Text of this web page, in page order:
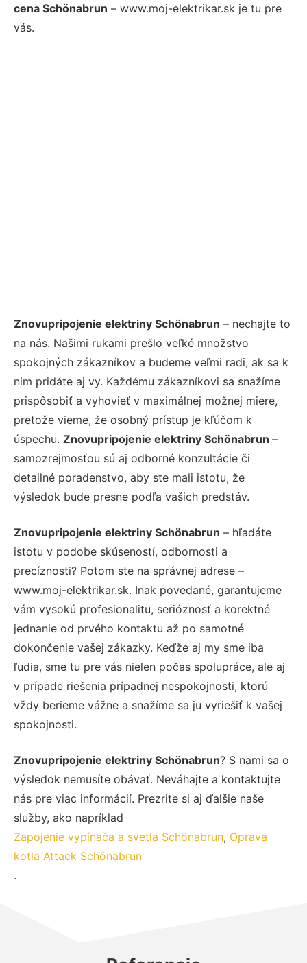
cena Schönabrun – www.moj-elektrikar.sk je tu pre
vás.
Znovupripojenie elektriny Schönabrun – nechajte to
na nás. Našimi rukami prešlo veľké množstvo
spokojných zákazníkov a budeme veľmi radi, ak sa k
nim pridáte aj vy. Každému zákazníkovi sa snažíme
prispôsobiť a vyhovieť v maximálnej možnej miere,
pretože vieme, že osobný prístup je kľúčom k
úspechu. Znovupripojenie elektriny Schönabrun –
samozrejmosťou sú aj odborné konzultácie či
detailné poradenstvo, aby ste mali istotu, že
výsledok bude presne podľa vašich predstáv.
Znovupripojenie elektriny Schönabrun – hľadáte
istotu v podobe skúseností, odbornosti a
precíznosti? Potom ste na správnej adrese –
www.moj-elektrikar.sk. Inak povedané, garantujeme
vám vysokú profesionalitu, serióznosť a korektné
jednanie od prvého kontaktu až po samotné
dokončenie vašej zákazky. Keďže aj my sme iba
ľudia, sme tu pre vás nielen počas spolupráce, ale aj
v prípade riešenia prípadnej nespokojnosti, ktorú
vždy berieme vážne a snažíme sa ju vyriešiť k vašej
spokojnosti.
Znovupripojenie elektriny Schönabrun? S nami sa o
výsledok nemusíte obávať. Neváhajte a kontaktujte
nás pre viac informácií. Prezrite si aj ďalšie naše
služby, ako napríklad
Zapojenie vypínača a svetla Schönabrun, Oprava
kotla Attack Schönabrun
.